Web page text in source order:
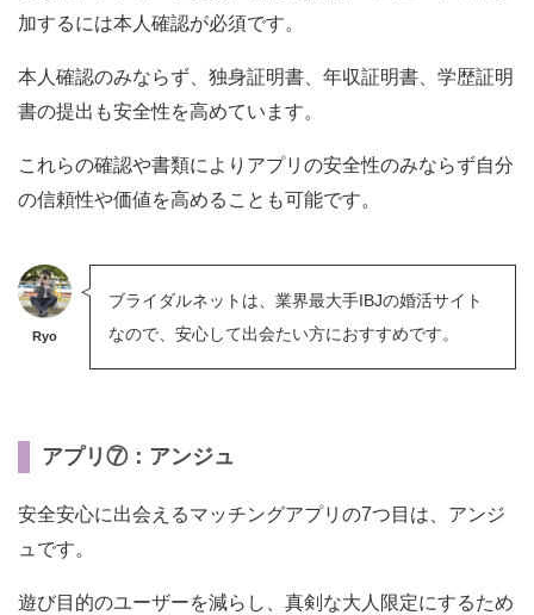
加するには本人確認が必須です。
本人確認のみならず、独身証明書、年収証明書、学歴証明
書の提出も安全性を高めています。
これらの確認や書類によりアプリの安全性のみならず自分
の信頼性や価値を高めることも可能です。
Ryo
ブライダルネットは、業界最大手IBJの婚活サイト
なので、安心して出会たい方におすすめです。
アプリ⑦：アンジュ
安全安心に出会えるマッチングアプリの7つ目は、アンジ
ュです。
遊び目的のユーザーを減らし、真剣な大人限定にするため